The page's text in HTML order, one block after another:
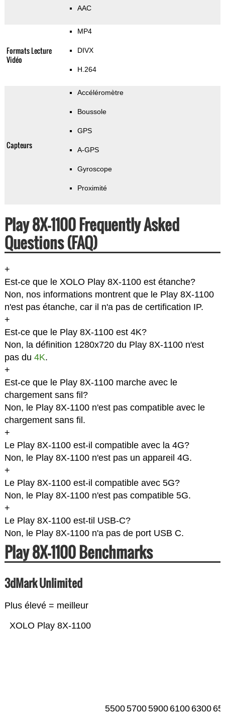
AAC
Formats Lecture
Vidéo
MP4
DIVX
H.264
Capteurs
Accéléromètre
Boussole
GPS
A-GPS
Gyroscope
Proximité
Play 8X-1100 Frequently Asked
Questions (FAQ)
+
Est-ce que le XOLO Play 8X-1100 est étanche?
Non, nos informations montrent que le Play 8X-1100
n'est pas étanche, car il n'a pas de certification IP.
+
Est-ce que le Play 8X-1100 est 4K?
Non, la définition 1280x720 du Play 8X-1100 n'est
pas du 4K.
+
Est-ce que le Play 8X-1100 marche avec le
chargement sans fil?
Non, le Play 8X-1100 n'est pas compatible avec le
chargement sans fil.
+
Le Play 8X-1100 est-il compatible avec la 4G?
Non, le Play 8X-1100 n'est pas un appareil 4G.
+
Le Play 8X-1100 est-il compatible avec 5G?
Non, le Play 8X-1100 n'est pas compatible 5G.
+
Le Play 8X-1100 est-til USB-C?
Non, le Play 8X-1100 n'a pas de port USB C.
Play 8X-1100 Benchmarks
3dMark Unlimited
Plus élevé = meilleur
XOLO Play 8X-1100
550057005900 6100 6300